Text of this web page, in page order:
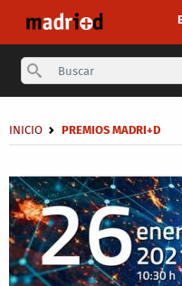
Breadcrumb
INICIO PREMIOS MADRI+D